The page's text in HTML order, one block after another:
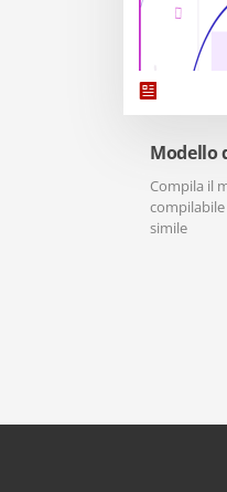
Modello
Compila il
compilabile
simile